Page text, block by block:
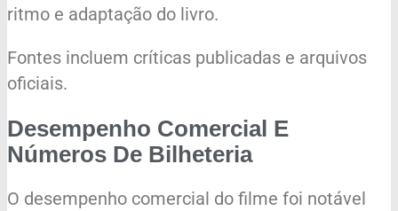
ritmo e adaptação do livro.
Fontes incluem críticas publicadas e arquivos
oficiais.
Desempenho Comercial E
Números De Bilheteria
O desempenho comercial do filme foi notável